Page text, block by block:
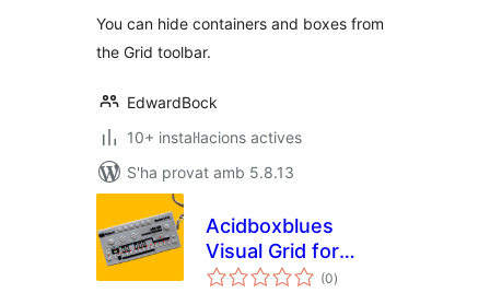
You can hide containers and boxes from
the Grid toolbar.
EdwardBock
10+ instal·lacions actives
S'ha provat amb 5.8.13
Acidboxblues
Visual Grid for
Bandcamp
(0puntuacions
totals
)